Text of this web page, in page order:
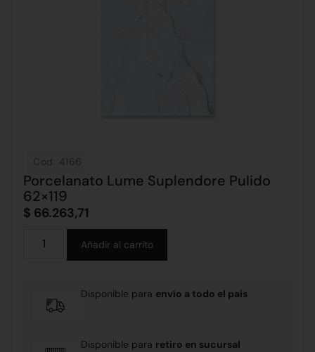
Cod: 4166
Porcelanato Lume Suplendore Pulido
62×119
$ 66.263,71
Añadir al carrito
Disponible para envío a todo el país
Disponible para retiro en sucursal